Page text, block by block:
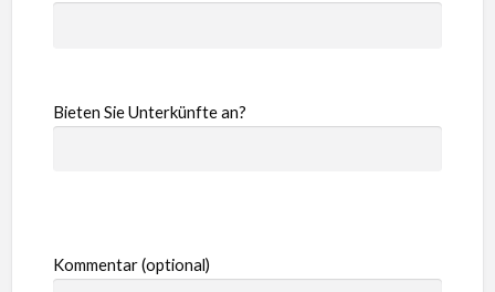
Bieten Sie Unterkünfte an?
Kommentar (optional)